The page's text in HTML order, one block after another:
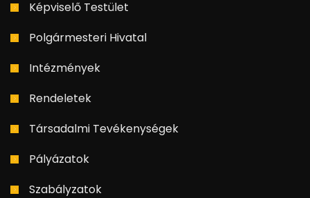
Képviselő Testület
Polgármesteri Hivatal
Intézmények
Rendeletek
Társadalmi Tevékenységek
Pályázatok
Szabályzatok